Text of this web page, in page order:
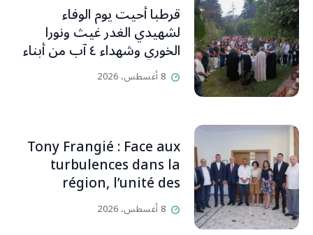
قرطبا أحيت يوم الوفاء
لشهيدي الغدر غيث ونورا
الخوري وشهداء ٤ آب من أبناء
البلدة.. كارين الخوري افرام: لقد
كان بيتنا، بوجود والدي، ينبض
إقفاله لكنه لم يستطع لأنه
بيت رسالة وتاريخ وإيمان وقيم
مستمرة (صور وVideo)
8 أغسطس، 2026
Tony Frangié : Face aux
turbulences dans la
région, l’unité des
Libanais est primordiale
L’OLJ / Par Scarlett
8 أغسطس، 2026